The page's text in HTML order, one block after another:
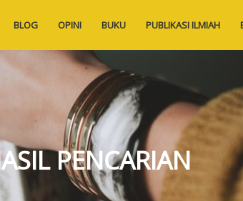
BLOG OPINI BUKU PUBLIKASI ILMIAH
PENCARIAN